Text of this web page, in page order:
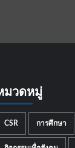
มวดหมู่
CSR การศึกษา